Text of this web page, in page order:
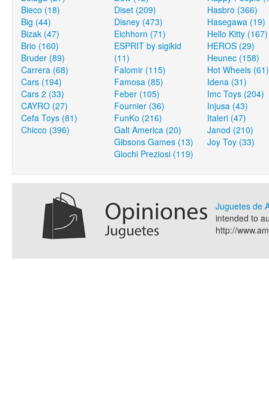
Bieco (18)
Big (44)
Bizak (47)
Brio (160)
Bruder (89)
Carrera (68)
Cars (194)
Cars 2 (33)
CAYRO (27)
Cefa Toys (81)
Chicco (396)
Diset (209)
Disney (473)
Eichhorn (71)
ESPRIT by sigikid
(11)
Falomir (115)
Famosa (85)
Feber (105)
Fournier (36)
FunKo (216)
Galt America (20)
Gibsons Games (13)
Giochi Preziosi (119)
Hasbro (366)
Hasegawa (19)
Hello Kitty (167)
HEROS (29)
Heunec (158)
Hot Wheels (61)
Idena (31)
Imc Toys (204)
Injusa (43)
Italeri (47)
Janod (210)
Joy Toy (33)
Juguetes de
intended to
http://